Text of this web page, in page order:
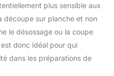
et légumes.
manches
en bois
pakka assurent une
la fatigue.
plus sensible aux
découpe sur planche et non
le désossage ou la coupe
est donc idéal pour qui
dans les préparations de